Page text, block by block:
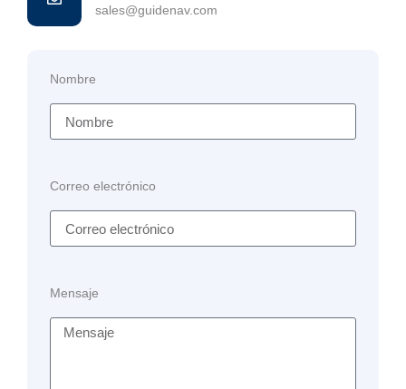
sales@guidenav.com
Nombre
Correo electrónico
Mensaje